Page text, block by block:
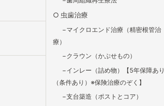
虫歯治療
マイクロエンド治療（精密根管治
療）
クラウン（かぶせもの）
インレー（詰め物）【5年保障あり
（条件あり）※保険治療のぞく】
支台築造（ポストとコア）